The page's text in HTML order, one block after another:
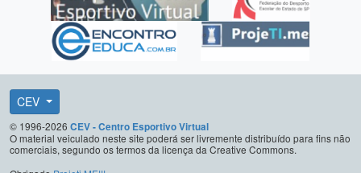
CEV
© 1996-2026 CEV - Centro Esportivo Virtual
O material veiculado neste site poderá ser livremente distribuído para fins não
comerciais, segundo os termos da licença da Creative Commons.